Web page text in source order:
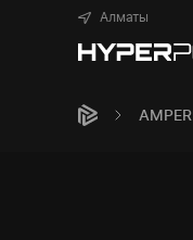
Алматы